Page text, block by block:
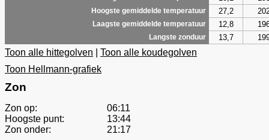
Hoogste gemiddelde temperatuur 27,2
Laagste gemiddelde temperatuur 12,8
Langste zonduur 13,7
Toon alle hittegolven
Toon alle koudegolven
Toon Hellmann-grafiek
Zon
Zon op:
06:11
Hoogste punt:
13:44
Zon onder:
21:17